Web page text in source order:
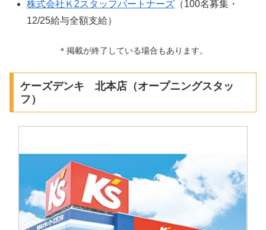
株式会社Ｋ2スタッフパートナーズ （100名募集・
12/25給与全額支給）
＊掲載が終了している場合もあります。
ケーズデンキ 北本店（オープニングスタッ
フ）